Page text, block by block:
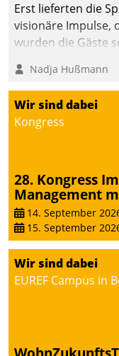
Erst lieferten die
visionäre Impulse,
wurden die Gäste
methodisch
Vernetzungsideen
Quartier.
zeigte Datatrain,
Nadja Hußmann
Wir sind dabei
Kongress
28. Kongress
Management
14. September
15. September
Wir sind dabei
EUREF Campus in